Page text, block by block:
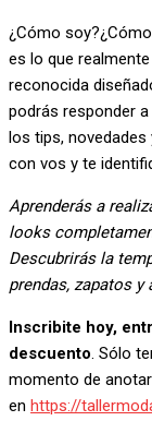
¿Cómo
es lo que
reconocida
podrás responder
los tips,
con vos y te
Aprenderás a
looks
Descubrirás la
prendas, zapatos
Inscribite hoy,
descuento. Sólo
momento de
en https://